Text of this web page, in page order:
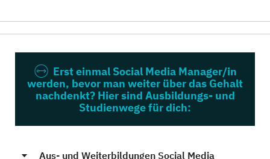
Erst einmal Social Media Manager/in
werden, bevor man weiter über das Gehalt
nachdenkt? Hier sind Ausbildungs- und
Studienwege für dich:
Aus- und Weiterbildungen Social Media